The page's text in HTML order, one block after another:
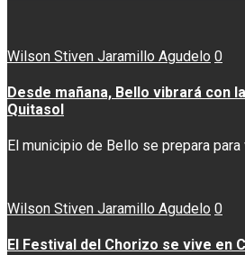
Wilson Stiven Jaramillo Agudelo 0
Desde mañana, Bello vibrará con
Quitasol
El municipio de Bello se prepara para
Wilson Stiven Jaramillo Agudelo 0
El Festival del Chorizo se vive en